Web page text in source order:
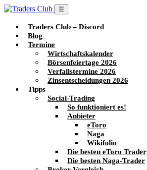
☰
Traders Club – Discord
Blog
Termine
Wirtschaftskalender
Börsenfeiertage 2026
Verfallstermine 2026
Zinsentscheidungen 2026
Tipps
Social-Trading
So funktioniert es!
Anbieter
eToro
Naga
Wikifolio
Die besten eToro Trader
Die besten Naga-Trader